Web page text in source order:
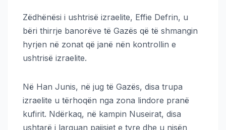
Zëdhënësi i ushtrisë izraelite, Effie Defrin, u
bëri thirrje banorëve të Gazës që të shmangin
hyrjen në zonat që janë nën kontrollin e
ushtrisë izraelite.
Në Han Junis, në jug të Gazës, disa trupa
izraelite u tërhoqën nga zona lindore pranë
kufirit. Ndërkaq, në kampin Nuseirat, disa
ushtarë i larguan pajisjet e tyre dhe u nisën